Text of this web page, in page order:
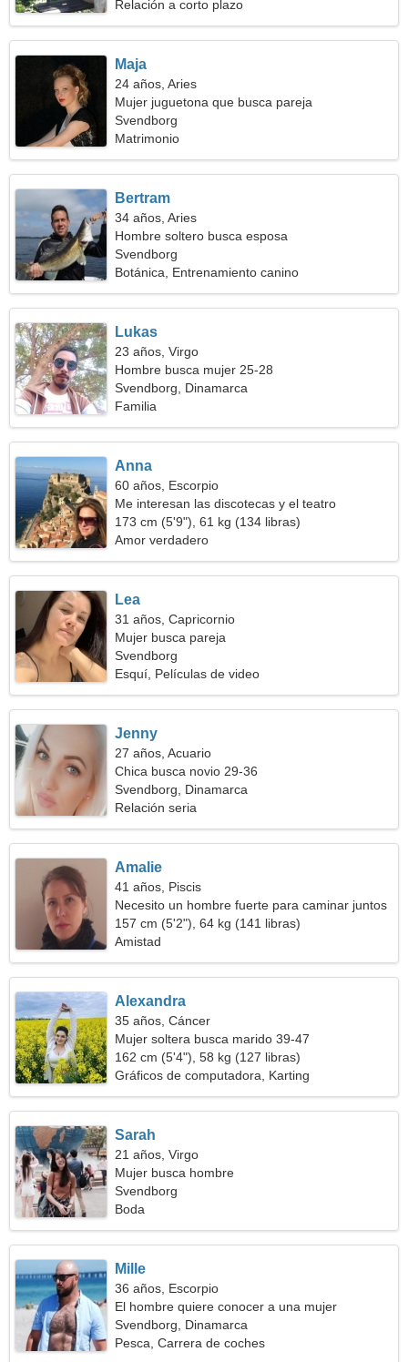
Relación a corto plazo
Maja
24 años, Aries
Mujer juguetona que busca pareja
Svendborg
Matrimonio
Bertram
34 años, Aries
Hombre soltero busca esposa
Svendborg
Botánica, Entrenamiento canino
Lukas
23 años, Virgo
Hombre busca mujer 25-28
Svendborg, Dinamarca
Familia
Anna
60 años, Escorpio
Me interesan las discotecas y el teatro
173 cm (5'9"), 61 kg (134 libras)
Amor verdadero
Lea
31 años, Capricornio
Mujer busca pareja
Svendborg
Esquí, Películas de video
Jenny
27 años, Acuario
Chica busca novio 29-36
Svendborg, Dinamarca
Relación seria
Amalie
41 años, Piscis
Necesito un hombre fuerte para caminar juntos
157 cm (5'2"), 64 kg (141 libras)
Amistad
Alexandra
35 años, Cáncer
Mujer soltera busca marido 39-47
162 cm (5'4"), 58 kg (127 libras)
Gráficos de computadora, Karting
Sarah
21 años, Virgo
Mujer busca hombre
Svendborg
Boda
Mille
36 años, Escorpio
El hombre quiere conocer a una mujer
Svendborg, Dinamarca
Pesca, Carrera de coches